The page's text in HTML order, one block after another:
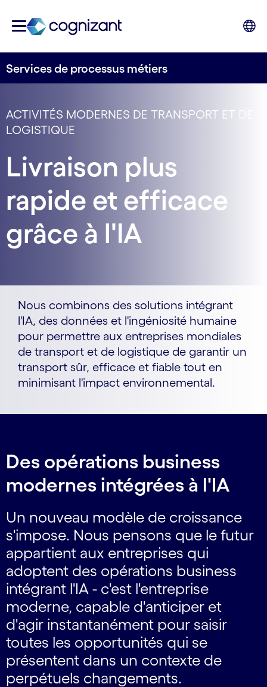
Services de processus métiers
ACTIVITÉS MODERNES DE TRANSPORT ET DE
LOGISTIQUE
Livraison plus
rapide et efficace
grâce à l'IA
Nous combinons des solutions intégrant
l'IA, des données et l'ingéniosité humaine
pour permettre aux entreprises mondiales
de transport et de logistique de garantir un
transport sûr, efficace et fiable tout en
minimisant l'impact environnemental.
Des opérations business
modernes intégrées à l'IA
Un nouveau modèle de croissance
s'impose. Nous pensons que le futur
appartient aux entreprises qui
adoptent des opérations business
intégrant l'IA - c'est l'entreprise
moderne, capable d'anticiper et
d'agir instantanément pour saisir
toutes les opportunités qui se
présentent dans un contexte de
perpétuels changements.